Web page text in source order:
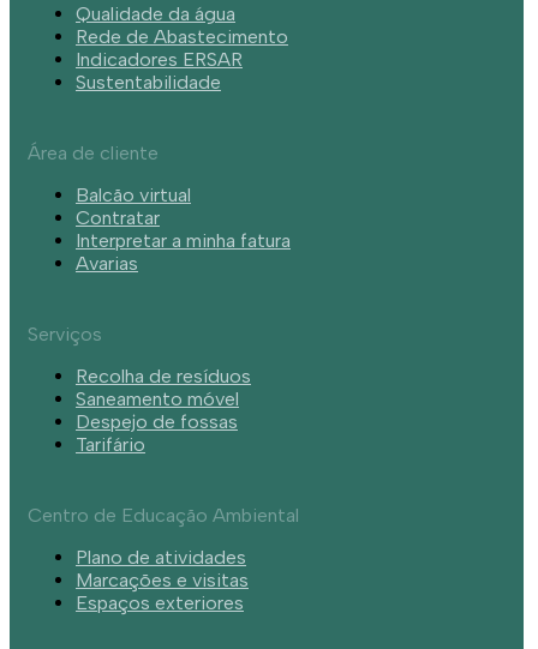
Qualidade da água
Rede de Abastecimento
Indicadores ERSAR
Sustentabilidade
Área de cliente
Balcão virtual
Contratar
Interpretar a minha fatura
Avarias
Serviços
Recolha de resíduos
Saneamento móvel
Despejo de fossas
Tarifário
Centro de Educação Ambiental
Plano de atividades
Marcações e visitas
Espaços exteriores